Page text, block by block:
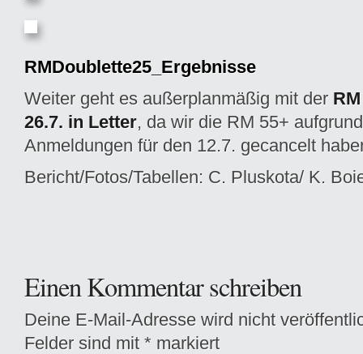
RMDoublette25_Ergebnisse
Weiter geht es außerplanmäßig mit der
26.7. in Letter, da wir die RM 55+
Anmeldungen für den 12.7. gecancelt
Bericht/Fotos/Tabellen: C. Pluskota/ K.
Einen Kommentar schreiben
Deine E-Mail-Adresse wird nicht
Felder sind mit * markiert